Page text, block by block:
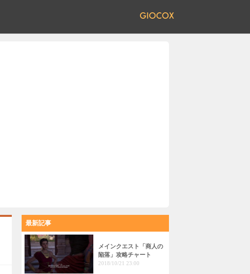
最新記事
メインクエスト「商人の
陥落」攻略チャート
2018/10/21 23:00